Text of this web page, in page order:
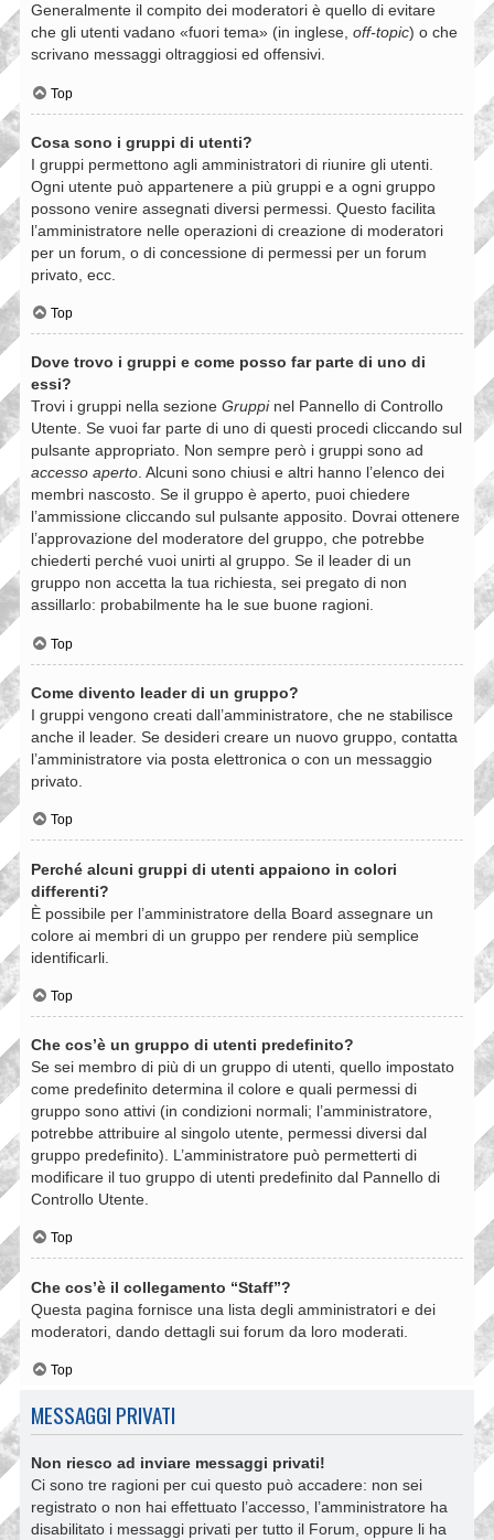
Generalmente il compito dei moderatori è quello di evitare
che gli utenti vadano «fuori tema» (in inglese, off-topic) o che
scrivano messaggi oltraggiosi ed offensivi.
Top
Cosa sono i gruppi di utenti?
I gruppi permettono agli amministratori di riunire gli utenti.
Ogni utente può appartenere a più gruppi e a ogni gruppo
possono venire assegnati diversi permessi. Questo facilita
l’amministratore nelle operazioni di creazione di moderatori
per un forum, o di concessione di permessi per un forum
privato, ecc.
Top
Dove trovo i gruppi e come posso far parte di uno di
essi?
Trovi i gruppi nella sezione Gruppinel Pannello di Controllo
Utente. Se vuoi far parte di uno di questi procedi cliccando sul
pulsante appropriato. Non sempre però i gruppi sono ad
accesso aperto. Alcuni sono chiusi e altri hanno l’elenco dei
membri nascosto. Se il gruppo è aperto, puoi chiedere
l’ammissione cliccando sul pulsante apposito. Dovrai ottenere
l’approvazione del moderatore del gruppo, che potrebbe
chiederti perché vuoi unirti al gruppo. Se il leader di un
gruppo non accetta la tua richiesta, sei pregato di non
assillarlo: probabilmente ha le sue buone ragioni.
Top
Come divento leader di un gruppo?
I gruppi vengono creati dall’amministratore, che ne stabilisce
anche il leader. Se desideri creare un nuovo gruppo, contatta
l’amministratore via posta elettronica o con un messaggio
privato.
Top
Perché alcuni gruppi di utenti appaiono in colori
differenti?
È possibile per l’amministratore della Board assegnare un
colore ai membri di un gruppo per rendere più semplice
identificarli.
Top
Che cos’è un gruppo di utenti predefinito?
Se sei membro di più di un gruppo di utenti, quello impostato
come predefinito determina il colore e quali permessi di
gruppo sono attivi (in condizioni normali; l’amministratore,
potrebbe attribuire al singolo utente, permessi diversi dal
gruppo predefinito). L’amministratore può permetterti di
modificare il tuo gruppo di utenti predefinito dal Pannello di
Controllo Utente.
Top
Che cos’è il collegamento “Staff”?
Questa pagina fornisce una lista degli amministratori e dei
moderatori, dando dettagli sui forum da loro moderati.
Top
MESSAGGI PRIVATI
Non riesco ad inviare messaggi privati!
Ci sono tre ragioni per cui questo può accadere: non sei
registrato o non hai effettuato l’accesso, l’amministratore ha
disabilitato i messaggi privati per tutto il Forum, oppure li ha